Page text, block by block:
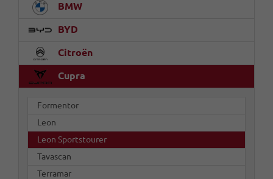
BMW
BYD
Citroën
Cupra
Formentor
Leon
Leon Sportstourer
Tavascan
Terramar